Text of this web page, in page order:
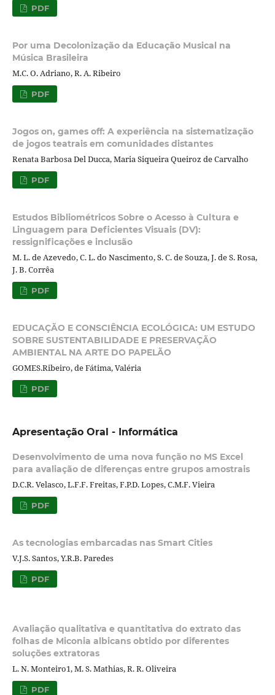
PDF
Por uma Decolonização da Educação Musical na
Música Brasileira
M.C. O. Adriano, R. A. Ribeiro
PDF
Jogos on, games off: A experiência na sistematização
de jogos teatrais em comunidades distantes
Renata Barbosa Del Ducca, Maria Siqueira Queiroz de Carvalho
PDF
Estudos Bibliométricos Sobre o Acesso à Cultura e
Linguagem para Deficientes Visuais (DV):
ressignificações e inclusão
M. L. de Azevedo, C. L. do Nascimento, S. C. de Souza, J. de S. Rosa,
J. B. Corrêa
PDF
EDUCAÇÃO E CONSCIÊNCIA ECOLÓGICA: UM ESTUDO
SOBRE SUSTENTABILIDADE E PRESERVAÇÃO
AMBIENTAL NA ARTE DO PAPELÃO
GOMES.Ribeiro, de Fátima, Valéria
PDF
Apresentação Oral - Informática
Desenvolvimento de uma nova função no MS Excel
para avaliação de diferenças entre grupos amostrais
D.C.R. Velasco, L.F.F. Freitas, F.P.D. Lopes, C.M.F. Vieira
PDF
As tecnologias embarcadas nas Smart Cities
V.J.S. Santos, Y.R.B. Paredes
PDF
Avaliação qualitativa e quantitativa do extrato das
folhas de Miconia albicans obtido por diferentes
soluções extratoras
L. N. Monteiro1, M. S. Mathias, R. R. Oliveira
PDF